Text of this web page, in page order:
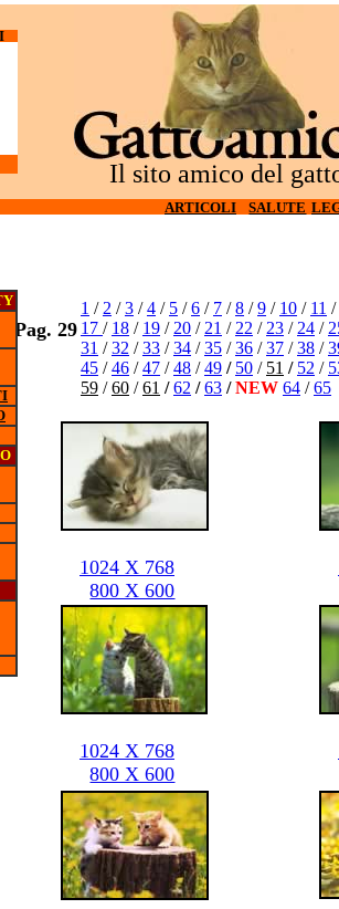
1 / 2 /3 /4 / 5 /6 / 7 /8 /9 / 10 / 11 /
17 / 18 / 19 / 20 / 21 / 22 / 23 / 24 /
31 /32 /33 /34 /35 /36 /37 /38 /
45 /46 /47 /48 / 49 / 50 / 51 / 52 /
59 / 60 / 61 / 62 / 63 /NEW 64 /65
ARTICOLI SALUTE
Il sito amico del
ARTICOLI SALUTE
Pag. 29
1024 X 768
800 X 600
1024 X 768
800 X 600